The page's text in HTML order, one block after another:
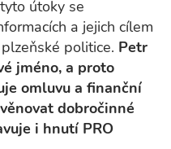
útoky se
a jejich cílem
politice. Petr
jméno, a proto
omluvu a finanční
dobročinné
i hnutí PRO